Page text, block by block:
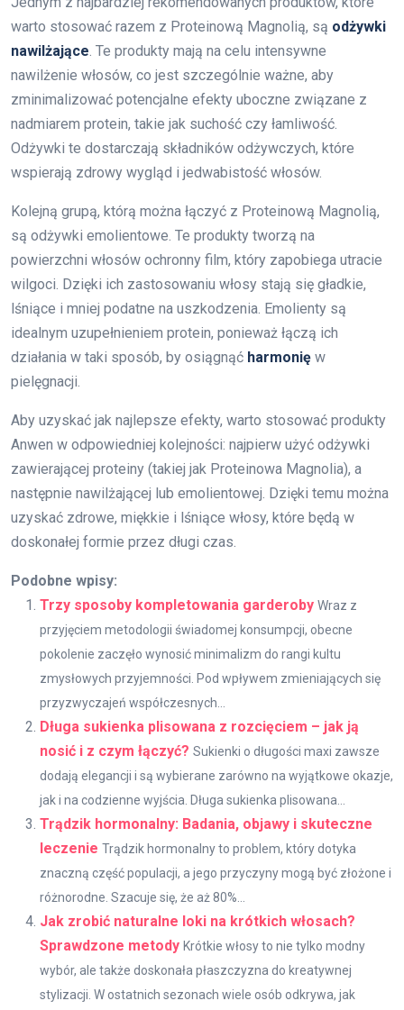
warto stosować razem z Proteinową Magnolią, są odżywki
nawilżające . Te produkty mają na celu intensywne
nawilżenie włosów, co jest szczególnie ważne, aby
zminimalizować potencjalne efekty uboczne związane z
nadmiarem protein, takie jak suchość czy łamliwość.
Odżywki te dostarczają składników odżywczych, które
wspierają zdrowy wygląd i jedwabistość włosów.
Kolejną grupą, którą można łączyć z Proteinową Magnolią,
są odżywki emolientowe. Te produkty tworzą na
powierzchni włosów ochronny film, który zapobiega utracie
wilgoci. Dzięki ich zastosowaniu włosy stają się gładkie,
lśniące i mniej podatne na uszkodzenia. Emolienty są
idealnym uzupełnieniem protein, ponieważ łączą ich
działania w taki sposób, by osiągnąć harmonię w
pielęgnacji.
Aby uzyskać jak najlepsze efekty, warto stosować produkty
Anwen w odpowiedniej kolejności: najpierw użyć odżywki
zawierającej proteiny (takiej jak Proteinowa Magnolia), a
następnie nawilżającej lub emolientowej. Dzięki temu można
uzyskać zdrowe, miękkie i lśniące włosy, które będą w
doskonałej formie przez długi czas.
Podobne wpisy:
Trzy sposoby kompletowania garderoby Wraz z
przyjęciem metodologii świadomej konsumpcji, obecne
pokolenie zaczęło wynosić minimalizm do rangi kultu
zmysłowych przyjemności. Pod wpływem zmieniających się
przyzwyczajeń współczesnych...
Długa sukienka plisowana z rozcięciem – jak ją
nosić i z czym łączyć? Sukienki o długości maxi zawsze
dodają elegancji i są wybierane zarówno na wyjątkowe okazje,
jak i na codzienne wyjścia. Długa sukienka plisowana...
Trądzik hormonalny: Badania, objawy i skuteczne
leczenie Trądzik hormonalny to problem, który dotyka
znaczną część populacji, a jego przyczyny mogą być złożone i
różnorodne. Szacuje się, że aż 80%...
Jak zrobić naturalne loki na krótkich włosach?
Sprawdzone metody Krótkie włosy to nie tylko modny
wybór, ale także doskonała płaszczyzna do kreatywnej
stylizacji. W ostatnich sezonach wiele osób odkrywa, jak